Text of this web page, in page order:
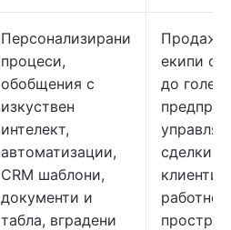
Персонализирани
процеси,
обобщения с
изкуствен
интелект,
автоматизации,
CRM шаблони,
документи и
табла, вградени
екипи от
до
сделки,
клиенти
работно